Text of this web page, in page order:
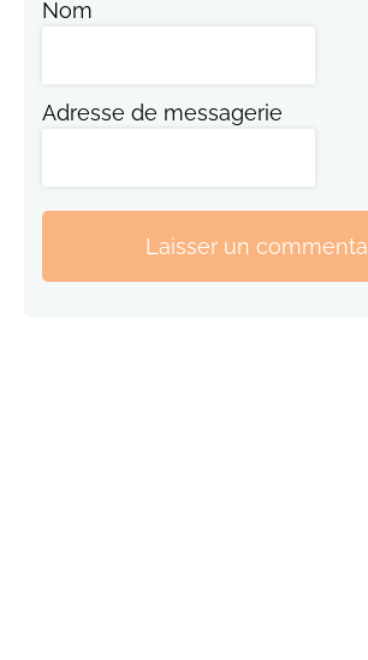
Nom
Adresse de messagerie
Laisser un